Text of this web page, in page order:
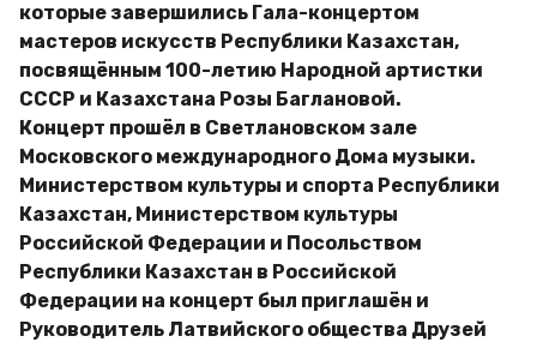
которые завершились Гала-концертом
мастеров искусств Республики Казахстан,
посвящённым 100-летию Народной артистки
СССР и Казахстана Розы Баглановой.
Концерт прошёл в Светлановском зале
Московского международного Дома музыки.
Министерством культуры и спорта Республики
Казахстан, Министерством культуры
Российской Федерации и Посольством
Республики Казахстан в Российской
Федерации на концерт был приглашён и
Руководитель Латвийского общества Друзей